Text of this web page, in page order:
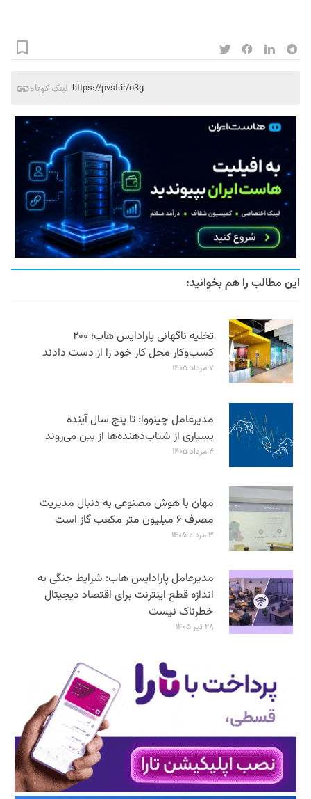
لینک کوتاه https://pvst.ir/o3g
این مطالب را هم بخوانید:
تخلیه ناگهانی پارادایس هاب؛ ۲۰۰
کسب‌وکار محل کار خود را از دست دادند
۷ مرداد ۱۴۰۵
مدیرعامل چینووا: تا پنج سال آینده
بسیاری از شتاب‌دهنده‌ها از بین می‌روند
۴ مرداد ۱۴۰۵
مهان با هوش مصنوعی به دنبال مدیریت
مصرف ۶ میلیون متر مکعب گاز است
۳ مرداد ۱۴۰۵
مدیرعامل پارادایس هاب: شرایط جنگی به
اندازه قطع اینترنت برای اقتصاد دیجیتال
خطرناک نیست
۲۸ تیر ۱۴۰۵